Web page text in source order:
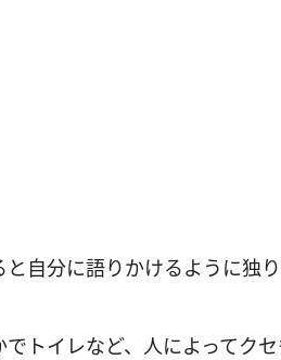
と自分に語りかけるように独
トイレなど、人によってク